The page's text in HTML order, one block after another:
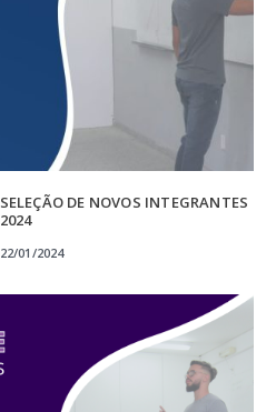
SELEÇÃO DE NOVOS INTEGRANTES
2024
22/01/2024